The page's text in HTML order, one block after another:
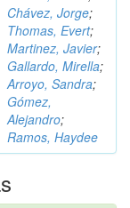
Chávez, Jorge;
Thomas, Evert;
Martinez, Javier;
Gallardo, Mirella;
Arroyo, Sandra;
Gómez,
Alejandro;
Ramos, Haydee